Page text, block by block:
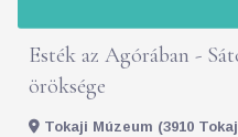
Esték az Agórában -
öröksége
Tokaji Múzeum (3910